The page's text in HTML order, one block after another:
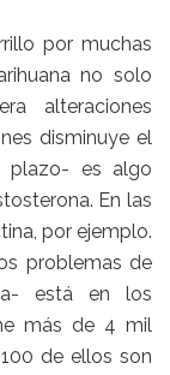
por muchas
no solo
alteraciones
disminuye el
plazo- es algo
En las
por ejemplo.
problemas de
está en los
más de 4 mil
de ellos son